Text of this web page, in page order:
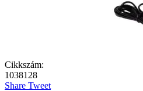
Cikkszám:
1038128
Share Tweet